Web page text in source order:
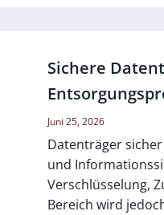
Sichere
Juni 25, 2026
Datenträger
und
Verschlüsselung,
Bereich wird